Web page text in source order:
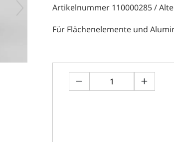
Artikelnummer 110000285 /
Für Flächenelemente und